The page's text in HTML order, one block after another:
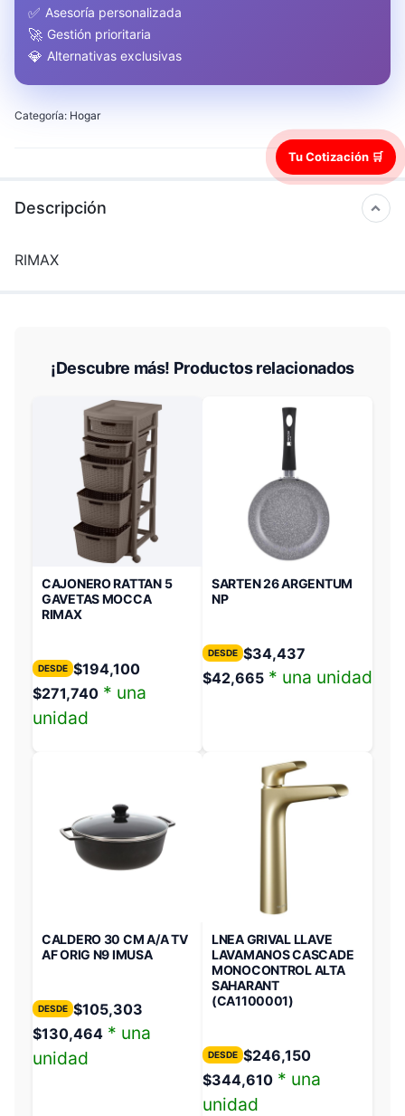
✅ Asesoría personalizada
🚀 Gestión prioritaria
💎 Alternativas exclusivas
Categoría: Hogar
Descripción
RIMAX
¡Descubre más! Productos relacionados
CAJONERO RATTAN 5
GAVETAS MOCCA
RIMAX
DESDE $194,100
$271,740 * una
unidad
SARTEN 26 ARGENTUM
NP
DESDE $34,437
$42,665 * una unidad
CALDERO 30 CM A/A TV
AF ORIG N9 IMUSA
DESDE $105,303
$130,464 * una
unidad
LNEA GRIVAL LLAVE
LAVAMANOS CASCADE
MONOCONTROL ALTA
SAHARANT
(CA1100001)
DESDE $246,150
$344,610 * una
unidad
Tu Cotización 🛒